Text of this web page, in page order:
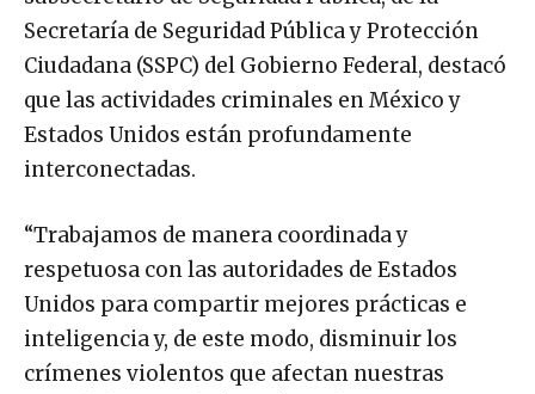
Secretaría de Seguridad Pública y Protección
Ciudadana (SSPC) del Gobierno Federal, destacó
que las actividades criminales en México y
Estados Unidos están profundamente
interconectadas.
“Trabajamos de manera coordinada y
respetuosa con las autoridades de Estados
Unidos para compartir mejores prácticas e
inteligencia y, de este modo, disminuir los
crímenes violentos que afectan nuestras